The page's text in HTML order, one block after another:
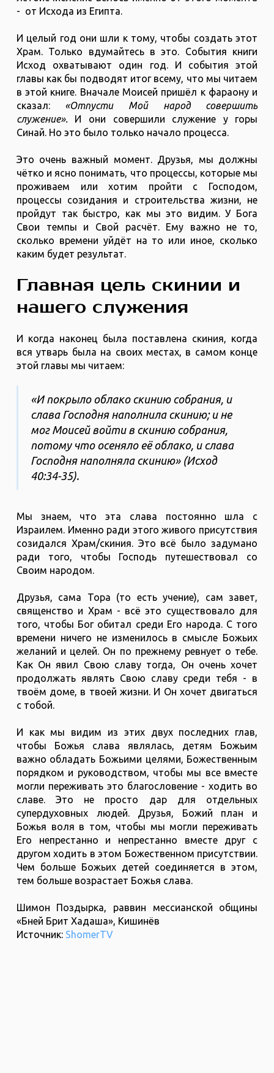
- от Исхода из Египта.
И целый год они шли к тому, чтобы создать этот
Храм. Только вдумайтесь в это. События книги
Исход охватывают один год. И события этой
главы как бы подводят итог всему, что мы читаем
в этой книге. Вначале Моисей пришёл к фараону и
сказал: «Отпусти Мой народ совершить
служение».И они совершили служение у горы
Синай. Но это было только начало процесса.
Это очень важный момент. Друзья, мы должны
чётко и ясно понимать, что процессы, которые мы
проживаем или хотим пройти с Господом,
процессы созидания и строительства жизни, не
пройдут так быстро, как мы это видим. У Бога
Свои темпы и Свой расчёт. Ему важно не то,
сколько времени уйдёт на то или иное, сколько
каким будет результат.
Главная цель скинии и
нашего служения
И когда наконец была поставлена скиния, когда
вся утварь была на своих местах, в самом конце
этой главы мы читаем:
«И покрыло облако скинию собрания, и
слава Господня наполнила скинию; и не
мог Моисей войти в скинию собрания,
потому что осеняло её облако, и слава
Господня наполняла скинию» (Исход
40:34-35).
Мы знаем, что эта слава постоянно шла с
Израилем. Именно ради этого живого присутствия
созидался Храм/скиния. Это всё было задумано
ради того, чтобы Господь путешествовал со
Своим народом.
Друзья, сама Тора (то есть учение), сам завет,
священство и Храм - всё это существовало для
того, чтобы Бог обитал среди Его народа. С того
времени ничего не изменилось в смысле Божьих
желаний и целей. Он по прежнему ревнует о тебе.
Как Он явил Свою славу тогда, Он очень хочет
продолжать являть Свою славу среди тебя - в
твоём доме, в твоей жизни. И Он хочет двигаться
с тобой.
И как мы видим из этих двух последних глав,
чтобы Божья слава являлась, детям Божьим
важно обладать Божьими целями, Божественным
порядком и руководством, чтобы мы все вместе
могли переживать это благословение - ходить во
славе. Это не просто дар для отдельных
супердуховных людей. Друзья, Божий план и
Божья воля в том, чтобы мы могли переживать
Его непрестанно и непрестанно вместе друг с
другом ходить в этом Божественном присутствии.
Чем больше Божьих детей соединяется в этом,
тем больше возрастает Божья слава.
Шимон Поздырка, раввин мессианской общины
«Бней Брит Хадаша», Кишинёв
Источник: ShomerTV